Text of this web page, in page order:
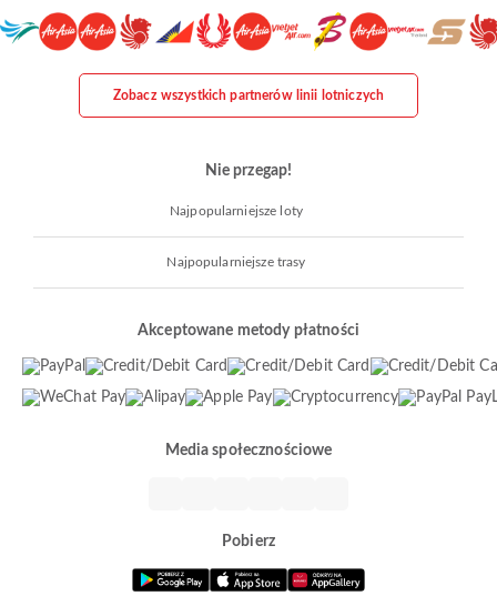
Zobacz wszystkich partnerów linii lotniczych
Nie przegap!
Najpopularniejsze loty
Najpopularniejsze trasy
Akceptowane metody płatności
Media społecznościowe
Pobierz